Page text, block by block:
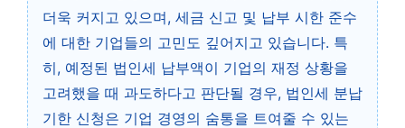
더욱 커지고 있으며, 세금 신고 및 납부 시한 준수
에 대한 기업들의 고민도 깊어지고 있습니다. 특
히, 예정된 법인세 납부액이 기업의 재정 상황을
고려했을 때 과도하다고 판단될 경우, 법인세 분납
기한 신청은 기업 경영의 숨통을 트여줄 수 있는